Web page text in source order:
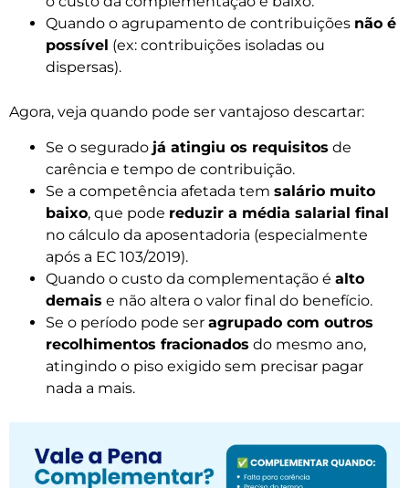
Quando o agrupamento de contribuições não é
possível (ex: contribuições isoladas ou
dispersas).
Agora, veja quando pode ser vantajoso descartar:
Se o segurado já atingiu os requisitos de
carência e tempo de contribuição.
Se a competência afetada tem salário muito
baixo, que pode reduzir a média salarial final
no cálculo da aposentadoria (especialmente
após a EC 103/2019).
Quando o custo da complementação é alto
demais e não altera o valor final do benefício.
Se o período pode ser agrupado com outros
recolhimentos fracionados do mesmo ano,
atingindo o piso exigido sem precisar pagar
nada a mais.